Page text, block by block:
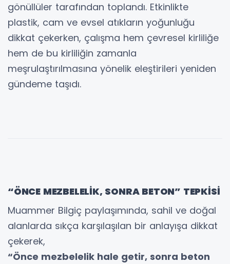
gönüllüler tarafından toplandı. Etkinlikte
plastik, cam ve evsel atıkların yoğunluğu
dikkat çekerken, çalışma hem çevresel kirliliğe
hem de bu kirliliğin zamanla
meşrulaştırılmasına yönelik eleştirileri yeniden
gündeme taşıdı.
“ÖNCE MEZBELELİK, SONRA BETON” TEPKİSİ
Muammer Bilgiç paylaşımında, sahil ve doğal
alanlarda sıkça karşılaşılan bir anlayışa dikkat
çekerek,
“Önce mezbelelik hale getir, sonra beton